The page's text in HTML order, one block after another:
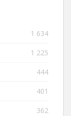
1 634
1 225
444
401
362